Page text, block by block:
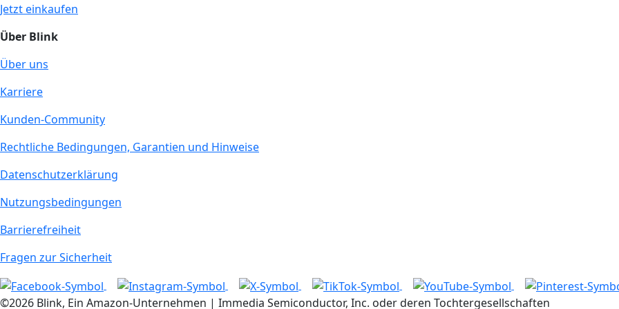
Jetzt einkaufen
Über Blink
Über uns
Karriere
Kunden-Community
Rechtliche Bedingungen, Garantien und Hinweise
Datenschutzerklärung
Nutzungsbedingungen
Barrierefreiheit
Fragen zur Sicherheit
©2026 Blink, Ein Amazon-Unternehmen | Immedia Semiconductor, Inc. oder deren Tochtergesellschaften